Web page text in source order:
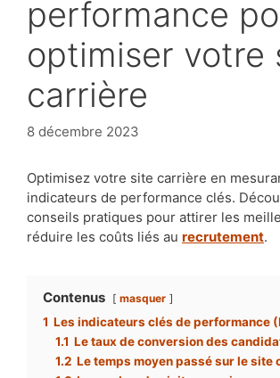
performance
optimiser votre
carrière
8 décembre 2023
Optimisez votre site carrière en
indicateurs de performance clés.
conseils pratiques pour attirer les
réduire les coûts liés au recrutement.
Contenus masquer
1 Les indicateurs clés de performance
1.1 Le taux de conversion des
1.2 Le temps moyen passé sur le site